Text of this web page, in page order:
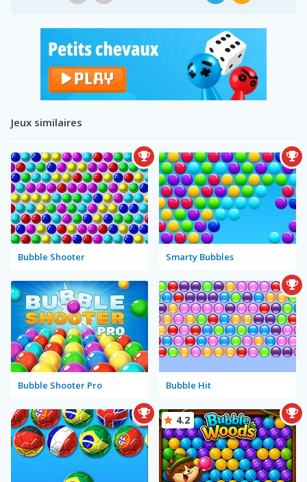
Jeux similaires
Bubble Shooter Smarty Bubbles
Bubble Shooter Pro Bubble Hit
4.2